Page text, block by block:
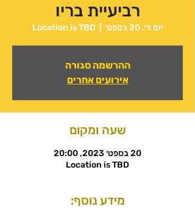
רביעיית בריו
יום ד׳, 20 בספט׳ Location is TBD
ההרשמה סגורה
אירועים אחרים
שעה ומקום
20 בספט׳ 2023, 20:00
Location is TBD
מידע נוסף: